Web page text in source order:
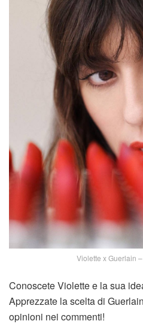
Violette x Guerlain
Conoscete Violette e la sua
Apprezzate la scelta di
opinioni nei commenti!